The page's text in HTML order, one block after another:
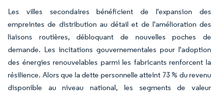
Les villes secondaires bénéficient de l'expansion des
empreintes de distribution au détail et de l'amélioration des
liaisons routières, débloquant de nouvelles poches de
demande. Les incitations gouvernementales pour l'adoption
des énergies renouvelables parmi les fabricants renforcent la
résilience. Alors que la dette personnelle atteint 73 % du revenu
disponible au niveau national, les segments de valeur